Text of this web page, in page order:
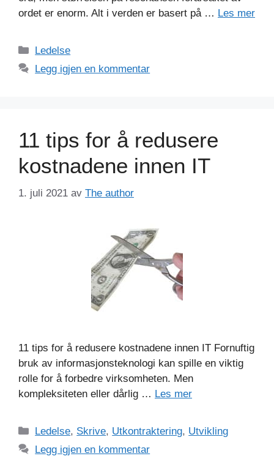
ordet er enorm. Alt i verden er basert på … Les mer
Kategorier
Ledelse
Legg igjen en kommentar
11 tips for å redusere
kostnadene innen IT
1. juli 2021 av The author
11 tips for å redusere kostnadene innen IT Fornuftig
bruk av informasjonsteknologi kan spille en viktig
rolle for å forbedre virksomheten. Men
kompleksiteten eller dårlig … Les mer
Kategorier
Ledelse, Skrive, Utkontraktering, Utvikling
Legg igjen en kommentar